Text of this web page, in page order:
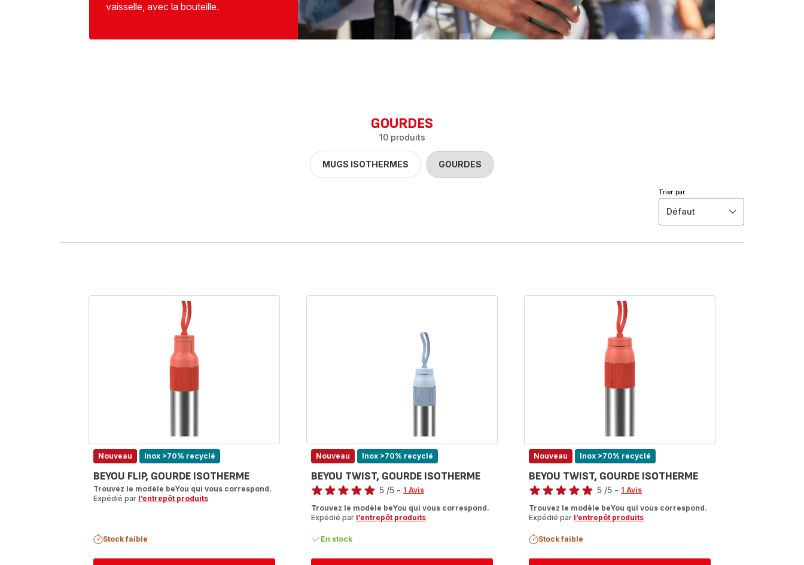
vaisselle, avec la bouteille.
GOURDES
10 produits
MUGS ISOTHERMES GOURDES
Trier par
Défaut
Nouveau Inox >70% recyclé
BEYOU FLIP, GOURDE ISOTHERME
Trouvez le modèle beYou qui vous correspond.
Expédié par l’entrepôt produits
Stock faible
Nouveau Inox >70% recyclé
BEYOU TWIST, GOURDE ISOTHERME
Note
5
étoiles
(moyenne)
5 /5 - 1 Avis
Trouvez le modèle beYou qui vous correspond.
Expédié par l’entrepôt produits
En stock
Nouveau Inox >70% recyclé
BEYOU TWIST, GOURDE ISOTHERME
Note
5
étoiles
(moyenne)
5 /5 - 1 Avis
Trouvez le modèle beYou qui vous correspond.
Expédié par l’entrepôt produits
Stock faible